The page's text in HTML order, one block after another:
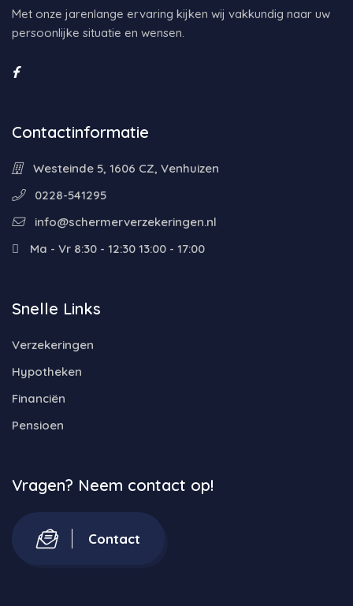
Met onze jarenlange ervaring kijken wij vakkundig naar uw
persoonlijke situatie en wensen.
Contactinformatie
Westeinde 5, 1606 CZ, Venhuizen
0228-541295
info@schermerverzekeringen.nl
Ma - Vr 8:30 - 12:30 13:00 - 17:00
Snelle Links
Verzekeringen
Hypotheken
Financiën
Pensioen
Vragen? Neem contact op!
Contact